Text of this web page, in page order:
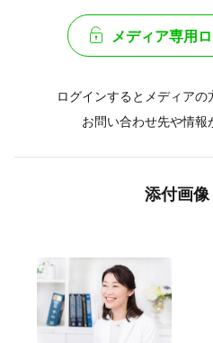
メディア専用
ログインするとメディア
お問い合わせ先や情報
添付画